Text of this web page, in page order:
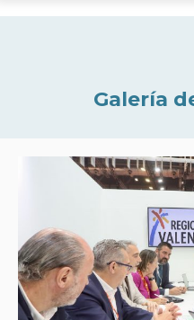
Galería